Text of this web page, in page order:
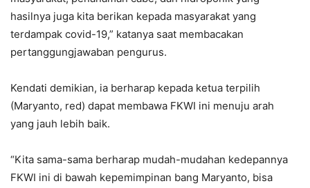
hasilnya juga kita berikan kepada masyarakat yang
terdampak covid-19,” katanya saat membacakan
pertanggungjawaban pengurus.
Kendati demikian, ia berharap kepada ketua terpilih
(Maryanto, red) dapat membawa FKWI ini menuju arah
yang jauh lebih baik.
“Kita sama-sama berharap mudah-mudahan kedepannya
FKWI ini di bawah kepemimpinan bang Maryanto, bisa